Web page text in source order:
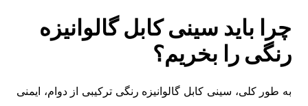
چرا باید سینی کابل گالوانیزه
رنگی را بخریم؟
به طور کلی، سینی کابل گالوانیزه رنگی ترکیبی از دوام، ایمنی